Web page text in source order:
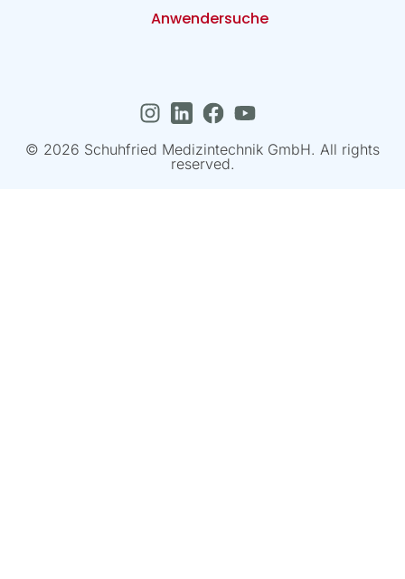
Anwendersuche
© 2026 Schuhfried Medizintechnik GmbH. All rights
reserved.